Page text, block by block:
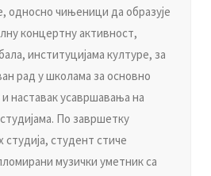
односно чињеници да образује
концертну активност,
институцијама културе, за
рад у школама за основно
наставак усавршавања на
По завршетку
студент стиче
музички уметник са